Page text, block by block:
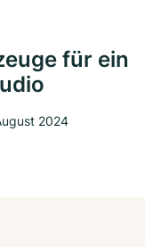
für ein
2024